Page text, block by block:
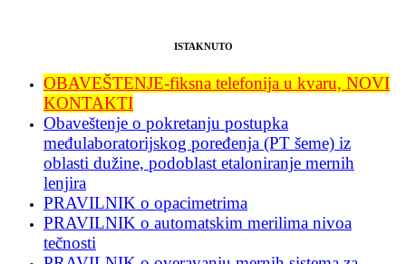
ISTAKNUTO
OBAVEŠTENJE-fiksna telefonija u kvaru, NOVI
KONTAKTI
Obaveštenje o pokretanju postupka
međulaboratorijskog poređenja (PT šeme) iz
oblasti dužine, podoblast etaloniranje mernih
lenjira
PRAVILNIK o opacimetrima
PRAVILNIK o automatskim merilima nivoa
tečnosti